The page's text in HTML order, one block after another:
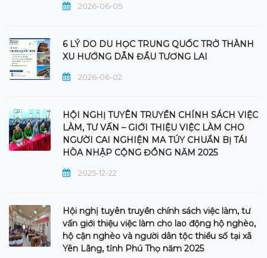
2026-06-05
6 LÝ DO DU HỌC TRUNG QUỐC TRỞ THÀNH
XU HƯỚNG DẪN ĐẦU TƯƠNG LAI
2026-06-02
HỘI NGHỊ TUYÊN TRUYỀN CHÍNH SÁCH VIỆC
LÀM, TƯ VẤN – GIỚI THIỆU VIỆC LÀM CHO
NGƯỜI CAI NGHIỆN MA TÚY CHUẨN BỊ TÁI
HÒA NHẬP CỘNG ĐỒNG NĂM 2025
2025-12-22
Hội nghị tuyên truyền chính sách việc làm, tư
vấn giới thiệu việc làm cho lao động hộ nghèo,
hộ cận nghèo và người dân tộc thiểu số tại xã
Yên Lãng, tỉnh Phú Thọ năm 2025